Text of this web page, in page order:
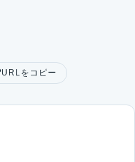
URLをコピー